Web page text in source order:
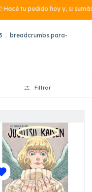
hoy y, si sumás más
. breadcrumbs.para-
Filtrar